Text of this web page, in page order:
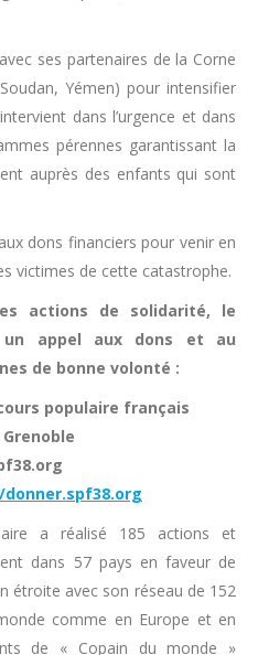
ses partenaires de la Corne
Yémen) pour intensifier
dans l’urgence et dans
pérennes garantissant la
auprès des enfants qui sont
dons financiers pour venir en
victimes de cette catastrophe.
actions de solidarité, le
un appel aux dons et au
de bonne volonté :
populaire français
a réalisé 185 actions et
dans 57 pays en faveur de
étroite avec son réseau de 152
comme en Europe et en
de « Copain du monde »